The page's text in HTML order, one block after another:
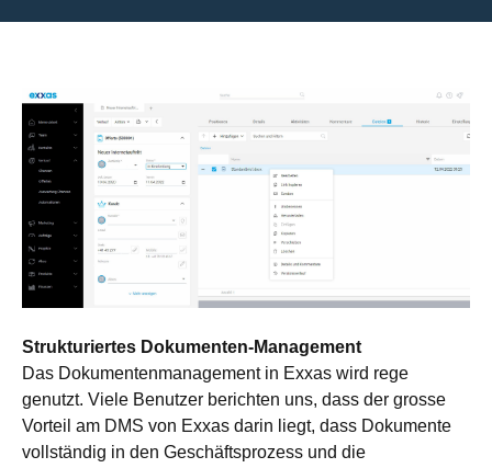
Strukturiertes Dokumenten-Management
Das Dokumentenmanagement in Exxas wird rege
genutzt. Viele Benutzer berichten uns, dass der grosse
Vorteil am DMS von Exxas darin liegt, dass Dokumente
vollständig in den Geschäftsprozess und die